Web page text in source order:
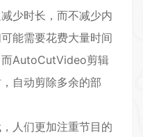
少时长，而不减少内
能需要花费大量时间
而AutoCutVideo剪辑
自动剪除多余的部
人们更加注重节目的